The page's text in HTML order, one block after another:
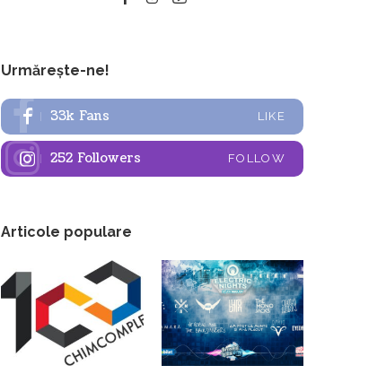
Urmărește-ne!
33k Fans LIKE
252 Followers FOLLOW
Articole populare